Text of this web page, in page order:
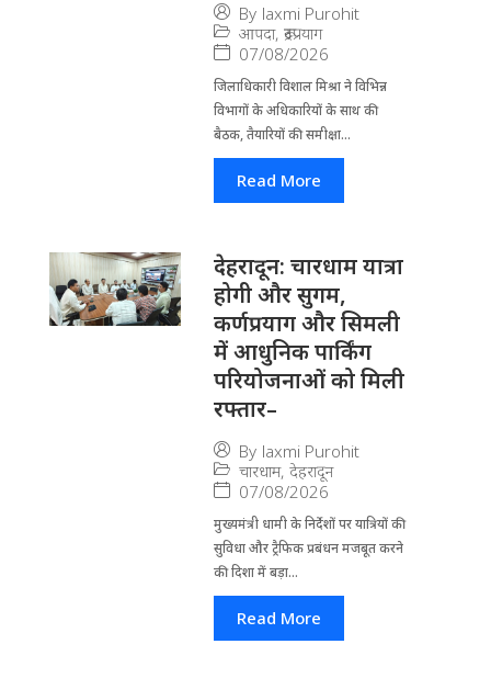
By laxmi Purohit
आपदा, रूद्रप्रयाग
07/08/2026
जिला​धिकारी विशाल मिश्रा ने वि​भिन्न
विभागों के अ​धिकारियों के साथ की
बैठक, तैयारियों की समीक्षा...
Read More
देहरादून: चारधाम यात्रा
होगी और सुगम,
कर्णप्रयाग और सिमली
में आधुनिक पार्किंग
परियोजनाओं को मिली
रफ्तार–
By laxmi Purohit
चारधाम, देहरादून
07/08/2026
मुख्यमंत्री धामी के निर्देशों पर यात्रियों की
सुविधा और ट्रैफिक प्रबंधन मजबूत करने
की दिशा में बड़ा...
Read More